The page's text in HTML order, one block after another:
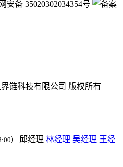
安备 35020302034354号
链科技有限公司 版权所有
） 邱经理 林经理 吴经理 王经